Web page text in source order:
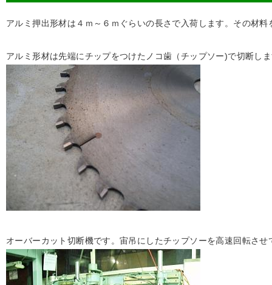
アルミ押出形材は４ｍ～６ｍぐらいの長さで入荷します。その材
アルミ形材は先端にチップをつけたノコ歯（チップソー)で切断し
オーバーカット切断機です。宙吊にしたチップソーを高速回転させ